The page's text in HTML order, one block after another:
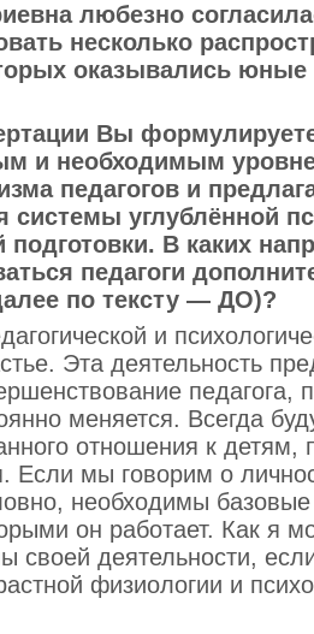
любезно
несколько
оказывались юные
Вы
и необходимым
педагогов и
системы углублённой
подготовки. В каких
педагоги
по тексту — ДО)?
и
Эта деятельность
педагога,
меняется. Всегда
отношения к детям,
Если мы говорим о
необходимы
он работает. Как я
своей деятельности,
физиологии и